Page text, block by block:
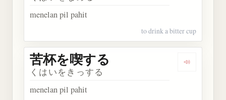
menelan pil pahit
to drink a bitter cup
Dengarkan
苦杯を喫する
くはいをきっする
menelan pil pahit